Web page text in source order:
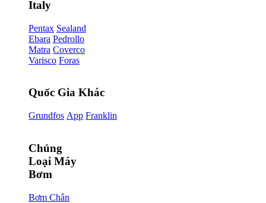
Italy
Pentax Sealand
Ebara Pedrollo
Matra Coverco
Varisco Foras
Quốc Gia Khác
Grundfos App Franklin
Chủng
Loại Máy
Bơm
Bơm Chân